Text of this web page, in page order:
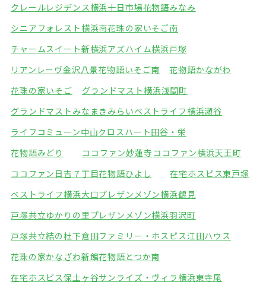
クレールレジデンス横浜十日市場花物語みなみ
シニアフォレスト横浜南花珠の家いそご南
チャームスイート新横浜アズハイム横浜戸塚
リアンレーヴ金沢八景花物語いそご南
花物語かながわ
花珠の家いそご
グランドマスト横浜浅間町
グランドマストみなまきみらいベストライフ横浜瀬谷
ライフコミューン中山クロスハート田谷・栄
花物語みどり
ココファン妙蓮寺ココファン横浜天王町
ココファン日吉７丁目花物語ひよし
在宅ホスピス東戸塚
ベストライフ横浜大口プレザンメゾン横浜鶴見
戸塚共立ゆかりの里 プレザンメゾン横浜羽沢町
戸塚共立結の杜下倉田ファミリー・ホスピス江田ハウス
花珠の家かなざわ新館花物語とつか南
在宅ホスピス保土ヶ谷サンライズ・ヴィラ横浜東寺尾